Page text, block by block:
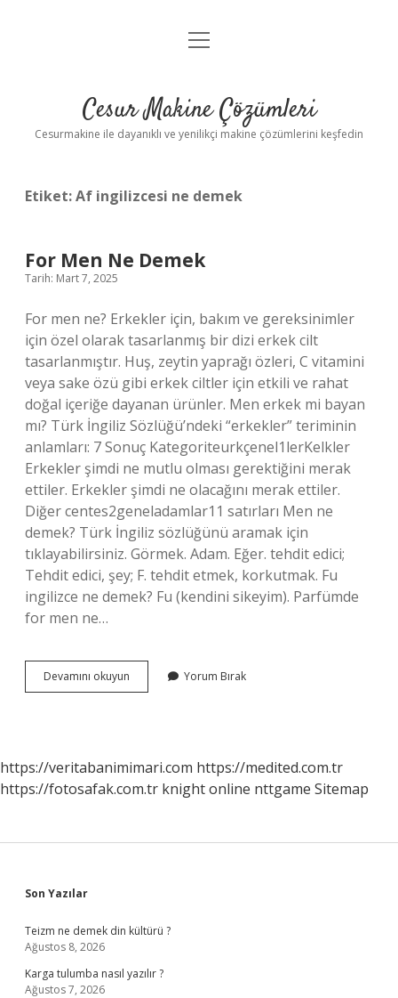
Anasayfa
Yasal Uyarı
menüyü
Cesur Makine Çözümleri
Cesurmakine ile dayanıklı ve yenilikçi makine çözümlerini keşfedin
Etiket:Af ingilizcesi ne demek
For Men Ne Demek
Tarih: Mart 7, 2025
For men ne? Erkekler için, bakım ve gereksinimler
için özel olarak tasarlanmış bir dizi erkek cilt
tasarlanmıştır. Huş, zeytin yaprağı özleri, C vitamini
veya sake özü gibi erkek ciltler için etkili ve rahat
doğal içeriğe dayanan ürünler. Men erkek mi bayan
mı? Türk İngiliz Sözlüğü’ndeki “erkekler” teriminin
anlamları: 7 Sonuç Kategoriteurkçenel1lerKelkler
Erkekler şimdi ne mutlu olması gerektiğini merak
ettiler. Erkekler şimdi ne olacağını merak ettiler.
Diğer centes2geneladamlar11 satırları Men ne
demek? Türk İngiliz sözlüğünü aramak için
tıklayabilirsiniz. Görmek. Adam. Eğer. tehdit edici;
Tehdit edici, şey; F. tehdit etmek, korkutmak. Fu
ingilizce ne demek? Fu (kendini sikeyim). Parfümde
for men ne…
Devamını okuyun
Men
Yorum Bırak
https://veritabanimimari.com https://medited.com.tr
https://fotosafak.com.tr knight online nttgame Sitemap
Sidebar
Son Yazılar
Teizm ne demek din kültürü ?
Ağustos 8, 2026
Karga tulumba nasıl yazılır ?
Ağustos 7, 2026